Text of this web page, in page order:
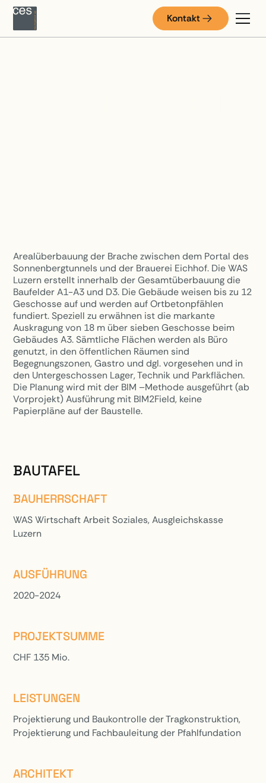
Kontakt
Arealüberbauung der Brache zwischen dem Portal des
Sonnenbergtunnels und der Brauerei Eichhof. Die WAS
Luzern erstellt innerhalb der Gesamtüberbauung die
Baufelder A1-A3 und D3. Die Gebäude weisen bis zu 12
Geschosse auf und werden auf Ortbetonpfählen
fundiert. Speziell zu erwähnen ist die markante
Auskragung von 18 m über sieben Geschosse beim
Gebäudes A3. Sämtliche Flächen werden als Büro
genutzt, in den öffentlichen Räumen sind
Begegnungszonen, Gastro und dgl. vorgesehen und in
den Untergeschossen Lager, Technik und Parkflächen.
Die Planung wird mit der BIM –Methode ausgeführt (ab
Vorprojekt) Ausführung mit BIM2Field, keine
Papierpläne auf der Baustelle.
BAUTAFEL
BAUHERRSCHAFT
WAS Wirtschaft Arbeit Soziales, Ausgleichskasse
Luzern
AUSFÜHRUNG
2020-2024
PROJEKTSUMME
CHF 135 Mio.
LEISTUNGEN
Projektierung und Baukontrolle der Tragkonstruktion,
Projektierung und Fachbauleitung der Pfahlfundation
ARCHITEKT